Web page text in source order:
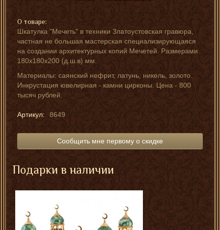
О товаре:
Шкатулка "Мечеть" в техники Златоустовская гравюра,
частная не большая мастерская специализирующаяся
на создании архитектурных копий Мечетей. Размерами
180х180х200 (д.ш.в) мм.
Материалы: саянский нефрит, латунь, никель, золото.
Инкрустация ювелирная - камни цирконы. Цена - 800
тысяч рублей.
Артикул: 8649
Сообщить мне первому о скидке
Подарки в наличии